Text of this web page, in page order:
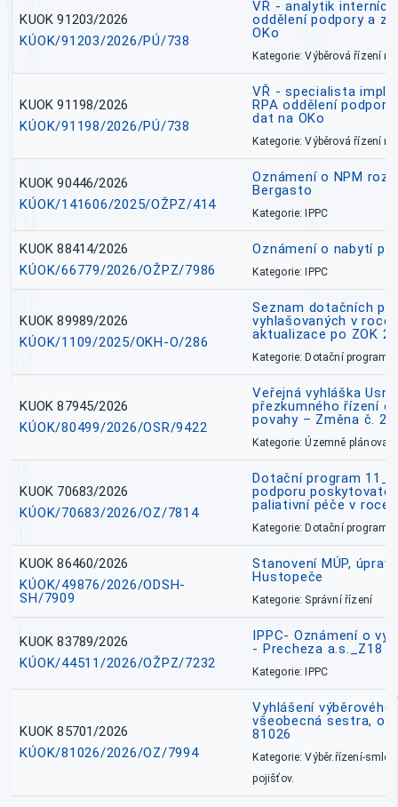
KUOK 91203/2026
KÚOK/91203/2026/PÚ/738
VŘ - analytik
oddělení podpory a
OKo
Kategorie: Výběrová řízení
KUOK 91198/2026
KÚOK/91198/2026/PÚ/738
VŘ - specialista
RPA oddělení
dat na OKo
Kategorie: Výběrová řízení
KUOK 90446/2026
KÚOK/141606/2025/OŽPZ/414
Oznámení o NPM
Bergasto
Kategorie: IPPC
KUOK 88414/2026
KÚOK/66779/2026/OŽPZ/7986
Oznámení o nabytí
Kategorie: IPPC
KUOK 89989/2026
KÚOK/1109/2025/OKH-O/286
Seznam dotačních
vyhlašovaných v roce
aktualizace po ZOK
Kategorie: Dotační
KUOK 87945/2026
KÚOK/80499/2026/OSR/9422
Veřejná vyhláška
přezkumného řízení
povahy – Změna č. 2
Kategorie: Územně
KUOK 70683/2026
KÚOK/70683/2026/OZ/7814
Dotační program
podporu
paliativní péče v roce
Kategorie: Dotační
KUOK 86460/2026
KÚOK/49876/2026/ODSH-
SH/7909
Stanovení MÚP,
Hustopeče
Kategorie: Správní řízení
KUOK 83789/2026
KÚOK/44511/2026/OŽPZ/7232
IPPC- Oznámení o
- Precheza a.s._Z18
Kategorie: IPPC
KUOK 85701/2026
KÚOK/81026/2026/OZ/7994
Vyhlášení
všeobecná sestra,
81026
Kategorie: Výběr.řízení-
pojišťov.